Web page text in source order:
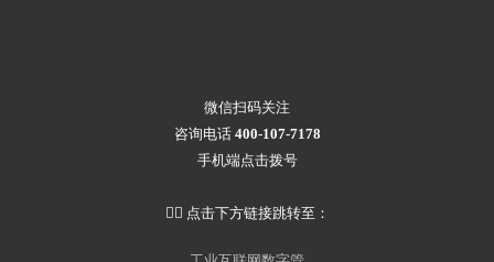
微信扫码关注
咨询电话 400-107-7178
手机端点击拨号
👇🏻 点击下方链接跳转至：